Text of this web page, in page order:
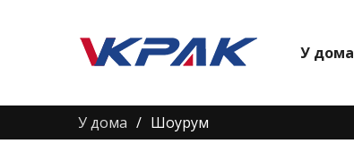
У дома
У дома Шоурум